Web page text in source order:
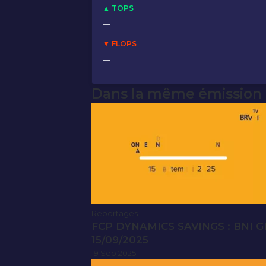
▲ TOPS
—
▼ FLOPS
—
Dans la même émission
FCP DYNAMICS SAVINGS : BNI
15/09/2025